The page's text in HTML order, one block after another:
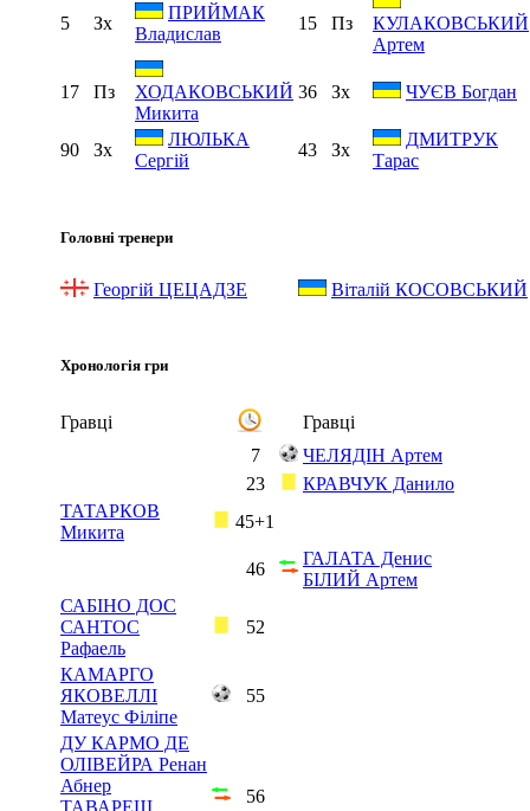
5 Зх
ПРИЙМАК
Владислав
15 Пз
КУЛАКОВСЬКИЙ
Артем
17 Пз
ХОДАКОВСЬКИЙ
Микита
36 Зх ЧУЄВ Богдан
90 Зх
ЛЮЛЬКА
Сергій
43 Зх
ДМИТРУК
Тарас
Головні тренери
Георгій ЦЕЦАДЗЕ Віталій КОСОВСЬКИЙ
Хронологія гри
Гравці
Гравці
7
ЧЕЛЯДІН Артем
23
КРАВЧУК Данило
ТАТАРКОВ
Микита
45+1
46
ГАЛАТА Денис
БІЛИЙ Артем
САБІНО ДОС
САНТОС
Рафаель
52
КАМАРГО
ЯКОВЕЛЛІ
Матеус Філіпе
55
ДУ КАРМО ДЕ
ОЛІВЕЙРА Ренан
Абнер
ТАВАРЕШ
56